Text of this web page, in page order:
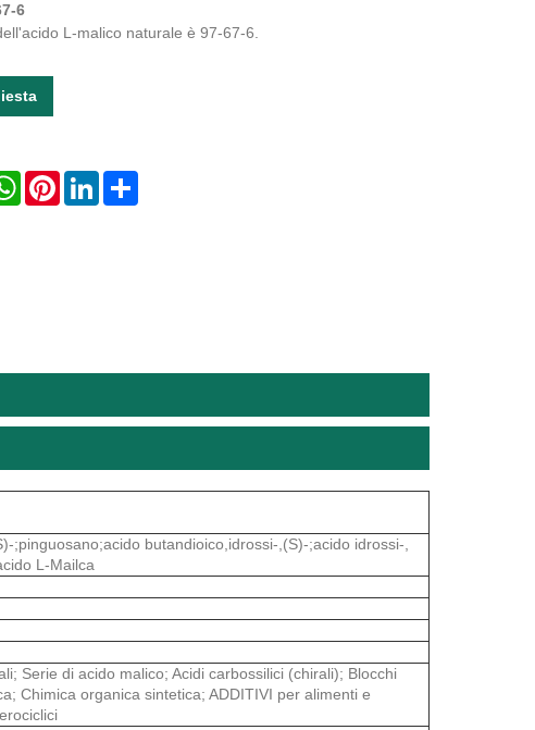
6
L-malico naturale è 97-67-6.
WhatsAppPinterestLinkedInShare
butandioico,idrossi-,(S)-;acido idrossi-,
L-Mailca
Serie di acido malico; Acidi carbossilici (chirali); Blocchi
Chimica organica sintetica; ADDITIVI per alimenti e